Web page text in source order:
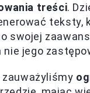
treści.
teksty,
swojej
nie jego